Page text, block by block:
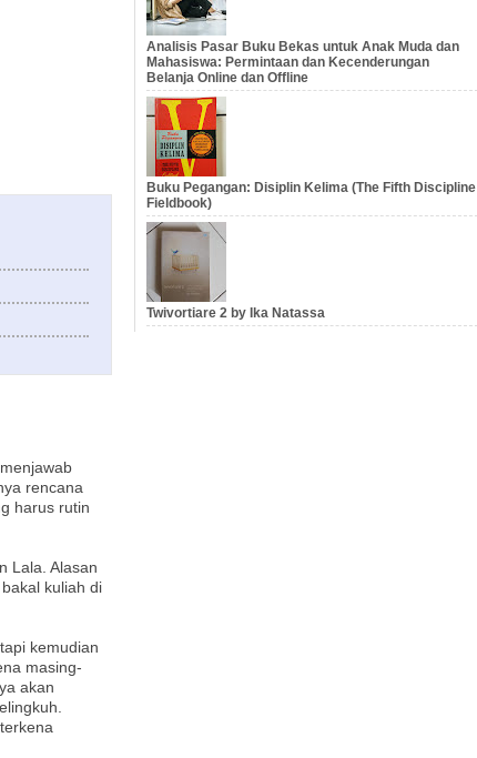
rencana
harus rutin
Lala. Alasan
kuliah di
kemudian
masing-
akan
Analisis Pasar Buku Bekas untuk Anak Muda dan
Mahasiswa: Permintaan dan Kecenderungan
Belanja Online dan Offline
Buku Pegangan: Disiplin Kelima (The Fifth Discipline
Fieldbook)
Twivortiare 2 by Ika Natassa